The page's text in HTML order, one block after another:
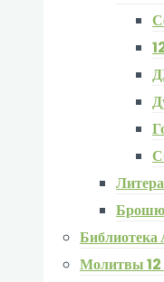
Молитвы